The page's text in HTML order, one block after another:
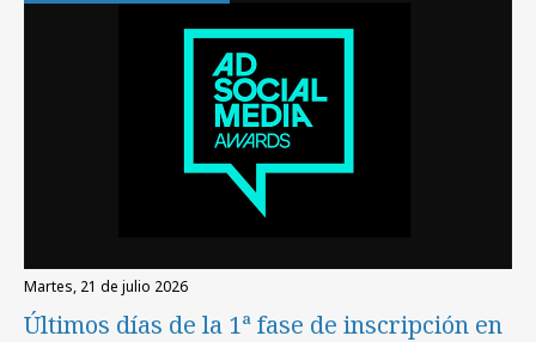
martes, 21 de julio 2026
Últimos días de la 1ª fase de inscripción en